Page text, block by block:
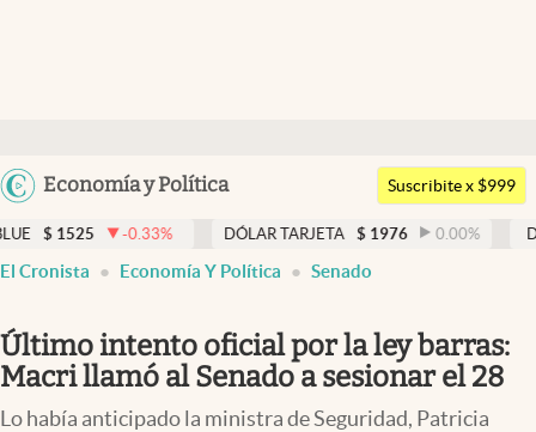
Argentina
Uruguay
Economía y Política
Members
Economía y Política
Finanzas y Mercados
Negocios
Columnistas
Suscribite x $999
% DÓLAR TARJETA $ 1976 0.00% DÓLAR MEP
El Cronista Economía Y Política Senado
Último intento oficial por la ley barras:
Macri llamó al Senado a sesionar el 28
Lo había anticipado la ministra de Seguridad, Patricia